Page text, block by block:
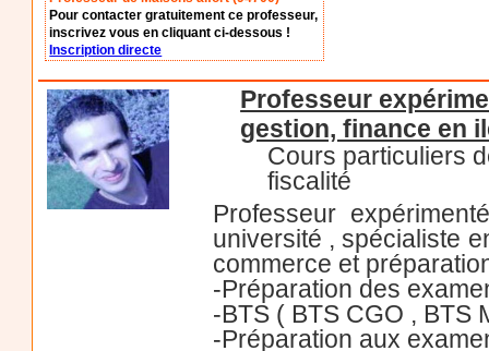
Pour contacter gratuitement ce professeur,
inscrivez vous en cliquant ci-dessous !
Inscription directe
Professeur
gestion, finance en
Cours particuliers
fiscalité
Professeur
université , spécialiste
commerce et
-Préparation des
-BTS ( BTS CGO , BTS
-Préparation aux